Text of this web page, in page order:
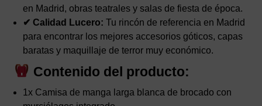
en Madrid, obras teatrales y salas de fiesta de época.
✔ Calidad Lucero: Tu rincón de referencia en Madrid
para encontrar los mejores accesorios góticos, capas
baratas y maquillaje de terror muy económico.
Contenido del producto:
1x Camisa de manga larga blanca de brocado con